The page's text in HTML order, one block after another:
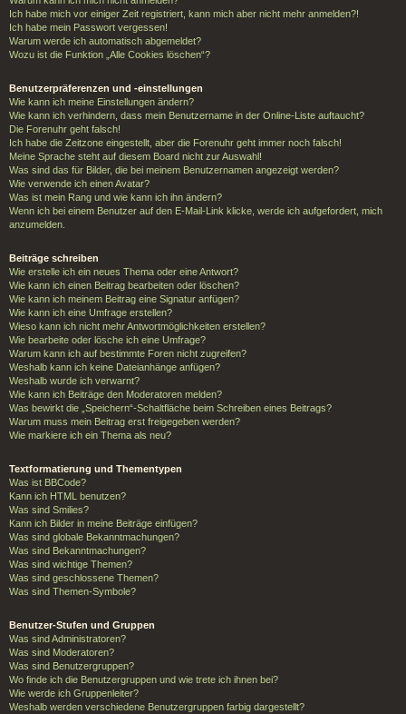
Ich habe mich vor einiger Zeit registriert, kann mich aber nicht mehr anmelden?!
Ich habe mein Passwort vergessen!
Warum werde ich automatisch abgemeldet?
Wozu ist die Funktion „Alle Cookies löschen“?
Benutzerpräferenzen und -einstellungen
Wie kann ich meine Einstellungen ändern?
Wie kann ich verhindern, dass mein Benutzername in der Online-Liste auftaucht?
Die Forenuhr geht falsch!
Ich habe die Zeitzone eingestellt, aber die Forenuhr geht immer noch falsch!
Meine Sprache steht auf diesem Board nicht zur Auswahl!
Was sind das für Bilder, die bei meinem Benutzernamen angezeigt werden?
Wie verwende ich einen Avatar?
Was ist mein Rang und wie kann ich ihn ändern?
Wenn ich bei einem Benutzer auf den E-Mail-Link klicke, werde ich aufgefordert, mich
anzumelden.
Beiträge schreiben
Wie erstelle ich ein neues Thema oder eine Antwort?
Wie kann ich einen Beitrag bearbeiten oder löschen?
Wie kann ich meinem Beitrag eine Signatur anfügen?
Wie kann ich eine Umfrage erstellen?
Wieso kann ich nicht mehr Antwortmöglichkeiten erstellen?
Wie bearbeite oder lösche ich eine Umfrage?
Warum kann ich auf bestimmte Foren nicht zugreifen?
Weshalb kann ich keine Dateianhänge anfügen?
Weshalb wurde ich verwarnt?
Wie kann ich Beiträge den Moderatoren melden?
Was bewirkt die „Speichern“-Schaltfläche beim Schreiben eines Beitrags?
Warum muss mein Beitrag erst freigegeben werden?
Wie markiere ich ein Thema als neu?
Textformatierung und Thementypen
Was ist BBCode?
Kann ich HTML benutzen?
Was sind Smilies?
Kann ich Bilder in meine Beiträge einfügen?
Was sind globale Bekanntmachungen?
Was sind Bekanntmachungen?
Was sind wichtige Themen?
Was sind geschlossene Themen?
Was sind Themen-Symbole?
Benutzer-Stufen und Gruppen
Was sind Administratoren?
Was sind Moderatoren?
Was sind Benutzergruppen?
Wo finde ich die Benutzergruppen und wie trete ich ihnen bei?
Wie werde ich Gruppenleiter?
Weshalb werden verschiedene Benutzergruppen farbig dargestellt?